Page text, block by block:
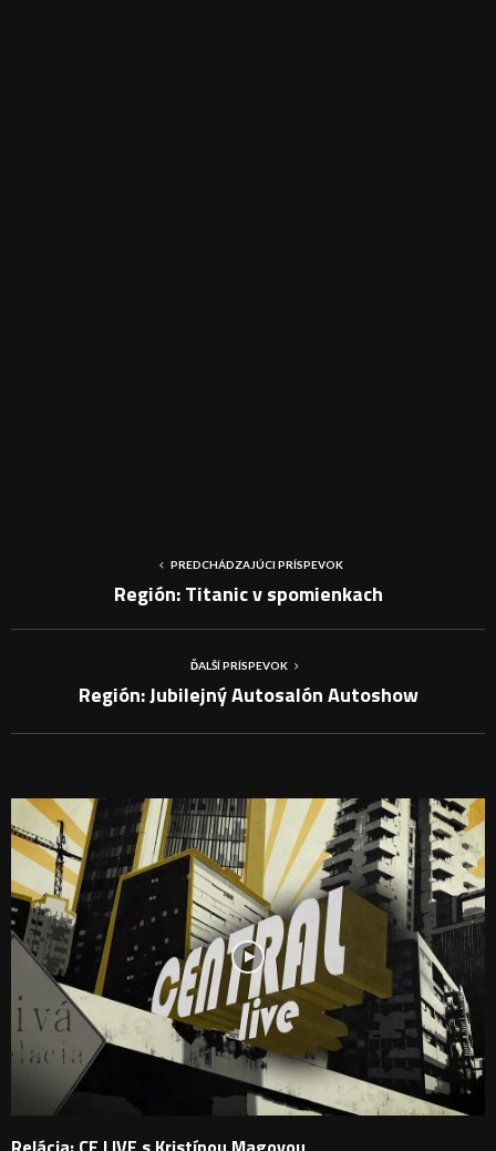
PREDCHÁDZAJÚCI PRÍSPEVOK
Región: Titanic v spomienkach
ĎALŠÍ PRÍSPEVOK
Región: Jubilejný Autosalón Autoshow